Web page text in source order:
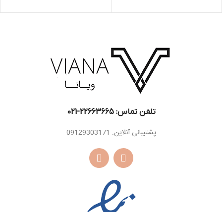
میانی
سدر ، لابدانیوم
سفید ، روایح چوبی،
اسانس
شکوفه پرتقال ، گل
اسانس
پایه
کهربا، وانیل ، نعناع
هندی ، سدر ، چوب
صندل سفید ،
دارچین ، چوب
کشمیر ، پرالین،
تلفن تماس: 22663665-021​
پشتیبانی آنلاین: 09129303171